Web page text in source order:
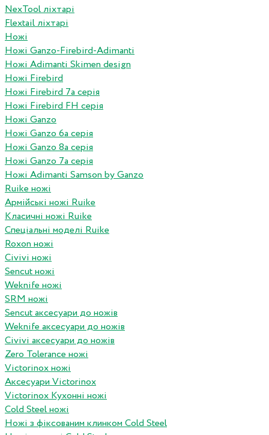
NexTool ліхтарі
Flextail ліхтарі
Ножі
Ножі Ganzo-Firebird-Adimanti
Ножі Adimanti Skimen design
Ножі Firebird
Ножі Firebird 7а серія
Ножі Firebird FH серія
Ножі Ganzo
Ножі Ganzo 6а серія
Ножі Ganzo 8а серія
Ножі Ganzo 7а серія
Ножі Adimanti Samson by Ganzo
Ruike ножі
Армійські ножі Ruike
Класичні ножі Ruike
Спеціальні моделі Ruike
Roxon ножi
Civivi ножі
Sencut ножі
Weknife ножі
SRM ножі
Sencut аксесуари до ножів
Weknife аксесуари до ножів
Civivi аксесуари до ножів
Zero Tolerance ножі
Victorinox ножі
Аксесуари Victorinox
Victorinox Кухонні ножі
Cold Steel ножі
Ножі з фіксованим клинком Cold Steel